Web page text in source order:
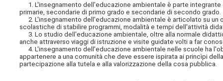
1. L'insegnamento dell'educazione ambientale è parte
primarie, secondarie di primo grado e secondarie di secondo grado.
2. L'insegnamento dell'educazione ambientale è articolato su un
scolastiche di stabilire programmi, modalità e tempi dell'attività
3. Lo studio dell'educazione ambientale, oltre alla normale
anche attraverso viaggi di istruzione e visite guidate volti a far
4. L'insegnamento dell'educazione ambientale nelle scuole ha
appartenere a una comunità che deve essere ispirata ai princìpi
partecipazione alla tutela e alla valorizzazione della cosa pubblica.